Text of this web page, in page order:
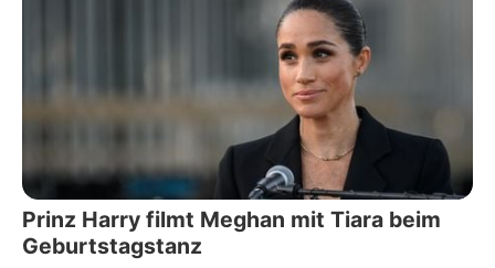
Prinz Harry filmt Meghan mit Tiara beim
Geburtstagstanz